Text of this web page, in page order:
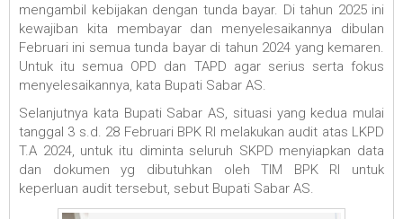
mengambil kebijakan dengan tunda bayar. Di tahun 2025 ini
kewajiban kita membayar dan menyelesaikannya dibulan
Februari ini semua tunda bayar di tahun 2024 yang kemaren.
Untuk itu semua OPD dan TAPD agar serius serta fokus
menyelesaikannya, kata Bupati Sabar AS.
Selanjutnya kata Bupati Sabar AS, situasi yang kedua mulai
tanggal 3 s.d. 28 Februari BPK RI melakukan audit atas LKPD
T.A 2024, untuk itu diminta seluruh SKPD menyiapkan data
dan dokumen yg dibutuhkan oleh TIM BPK RI untuk
keperluan audit tersebut, sebut Bupati Sabar AS.